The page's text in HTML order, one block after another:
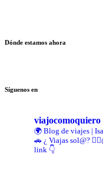
Dónde estamos ahora
Síguenos en
viajocomoquiero
🌍 Blog de viajes |
🚗 ¿ Viajas sol@?
link 👇